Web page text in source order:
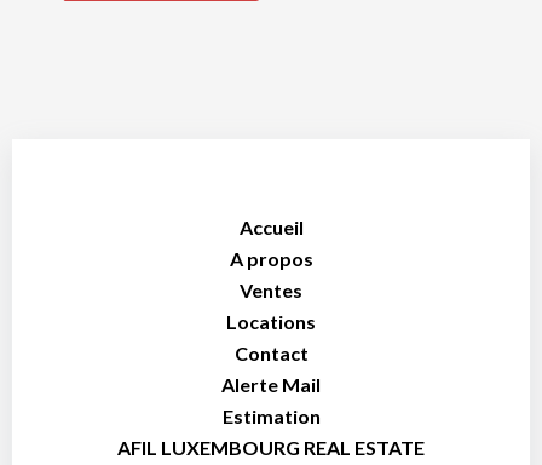
Accueil
A propos
Ventes
Locations
Contact
Alerte Mail
Estimation
AFIL LUXEMBOURG REAL ESTATE